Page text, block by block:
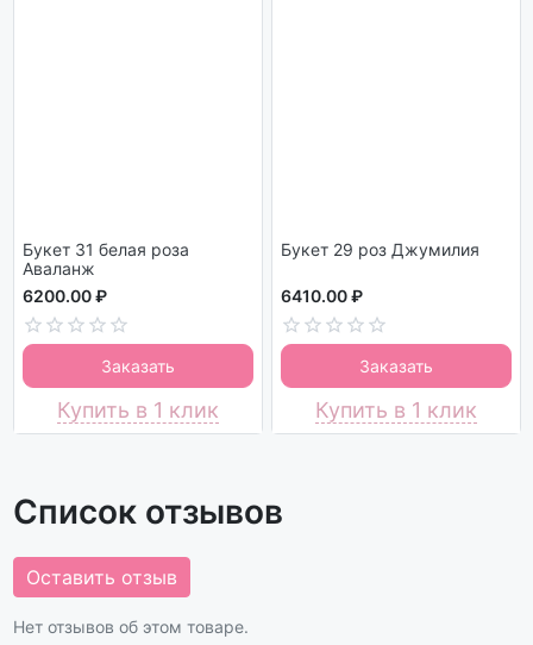
Букет 31 белая роза
Аваланж
6200.00 ₽
Заказать
Купить в 1 клик
Букет 29 роз Джумилия
6410.00 ₽
Заказать
Купить в 1 клик
Список отзывов
Оставить отзыв
Нет отзывов об этом товаре.